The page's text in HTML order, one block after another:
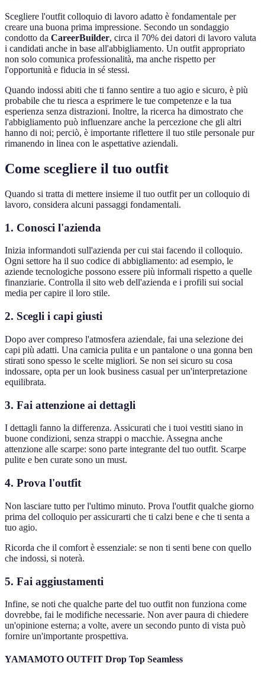
Scegliere l'outfit colloquio di lavoro adatto è fondamentale per
creare una buona prima impressione. Secondo un sondaggio
condotto da CareerBuilder, circa il 70% dei datori di lavoro valuta
i candidati anche in base all'abbigliamento. Un outfit appropriato
non solo comunica professionalità, ma anche rispetto per
l'opportunità e fiducia in sé stessi.
Quando indossi abiti che ti fanno sentire a tuo agio e sicuro, è più
probabile che tu riesca a esprimere le tue competenze e la tua
esperienza senza distrazioni. Inoltre, la ricerca ha dimostrato che
l'abbigliamento può influenzare anche la percezione che gli altri
hanno di noi; perciò, è importante riflettere il tuo stile personale pur
rimanendo in linea con le aspettative aziendali.
Come scegliere il tuo outfit
Quando si tratta di mettere insieme il tuo outfit per un colloquio di
lavoro, considera alcuni passaggi fondamentali.
1. Conosci l'azienda
Inizia informandoti sull'azienda per cui stai facendo il colloquio.
Ogni settore ha il suo codice di abbigliamento: ad esempio, le
aziende tecnologiche possono essere più informali rispetto a quelle
finanziarie. Controlla il sito web dell'azienda e i profili sui social
media per capire il loro stile.
2. Scegli i capi giusti
Dopo aver compreso l'atmosfera aziendale, fai una selezione dei
capi più adatti. Una camicia pulita e un pantalone o una gonna ben
stirati sono spesso le scelte migliori. Se non sei sicuro su cosa
indossare, opta per un look business casual per un'interpretazione
equilibrata.
3. Fai attenzione ai dettagli
I dettagli fanno la differenza. Assicurati che i tuoi vestiti siano in
buone condizioni, senza strappi o macchie. Assegna anche
attenzione alle scarpe: sono parte integrante del tuo outfit. Scarpe
pulite e ben curate sono un must.
4. Prova l'outfit
Non lasciare tutto per l'ultimo minuto. Prova l'outfit qualche giorno
prima del colloquio per assicurarti che ti calzi bene e che ti senta a
tuo agio.
Ricorda che il comfort è essenziale: se non ti senti bene con quello
che indossi, si noterà.
5. Fai aggiustamenti
Infine, se noti che qualche parte del tuo outfit non funziona come
dovrebbe, fai le modifiche necessarie. Non aver paura di chiedere
un'opinione esterna; a volte, avere un secondo punto di vista può
fornire un'importante prospettiva.
YAMAMOTO OUTFIT Drop Top Seamless